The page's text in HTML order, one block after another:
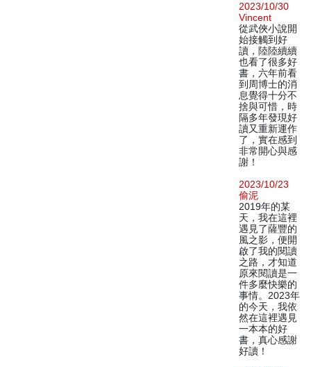
2023/10/30
Vincent
從武俠小說開
始接觸到好
讀，陸陸續續
也看了很多好
書，六年前看
到周博士的消
息覺得十分不
捨與可惜，時
隔多年發現好
讀又重新運作
了，實在感到
非常開心與感
謝！
2023/10/23
偷泥
2019年的某
天，我在這裡
遇見了薩豐的
風之影，便開
啟了我的閱讀
之路，才知道
原來閱讀是一
件多麼快樂的
事情。2023年
的今天，我依
然在這裡遇見
一本本的好
書，真心感謝
好讀！